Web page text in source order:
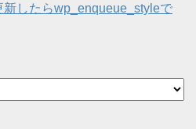
したらwp_enqueue_styleで